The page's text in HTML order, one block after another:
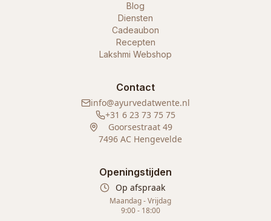
Blog
Diensten
Cadeaubon
Recepten
Lakshmi Webshop
Contact
info@ayurvedatwente.nl
+31 6 23 73 75 75
Goorsestraat 49
7496 AC Hengevelde
Openingstijden
Op afspraak
Maandag - Vrijdag
9:00 - 18:00